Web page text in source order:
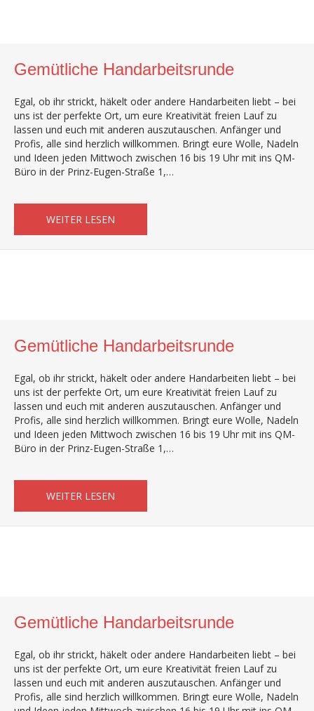
Gemütliche Handarbeitsrunde
Egal, ob ihr strickt, häkelt oder andere Handarbeiten liebt – bei
uns ist der perfekte Ort, um eure Kreativität freien Lauf zu
lassen und euch mit anderen auszutauschen. Anfänger und
Profis, alle sind herzlich willkommen. Bringt eure Wolle, Nadeln
und Ideen jeden Mittwoch zwischen 16 bis 19 Uhr mit ins QM-
Büro in der Prinz-Eugen-Straße 1,…
WEITER LESEN
Gemütliche Handarbeitsrunde
Egal, ob ihr strickt, häkelt oder andere Handarbeiten liebt – bei
uns ist der perfekte Ort, um eure Kreativität freien Lauf zu
lassen und euch mit anderen auszutauschen. Anfänger und
Profis, alle sind herzlich willkommen. Bringt eure Wolle, Nadeln
und Ideen jeden Mittwoch zwischen 16 bis 19 Uhr mit ins QM-
Büro in der Prinz-Eugen-Straße 1,…
WEITER LESEN
Gemütliche Handarbeitsrunde
Egal, ob ihr strickt, häkelt oder andere Handarbeiten liebt – bei
uns ist der perfekte Ort, um eure Kreativität freien Lauf zu
lassen und euch mit anderen auszutauschen. Anfänger und
Profis, alle sind herzlich willkommen. Bringt eure Wolle, Nadeln